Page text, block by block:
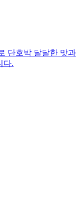
단호박 달달한 맛과
다.